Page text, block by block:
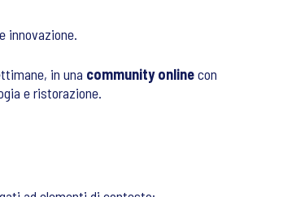
innovazione.
in una community onlinecon
e ristorazione.